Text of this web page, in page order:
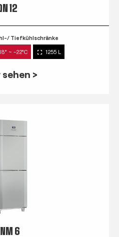
12
Tiefkühlschränke
~ -22°C 1255 L
>
6